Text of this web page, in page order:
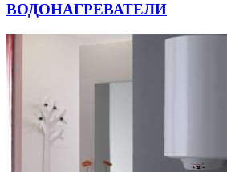
ВОДОНАГРЕВАТЕЛИ